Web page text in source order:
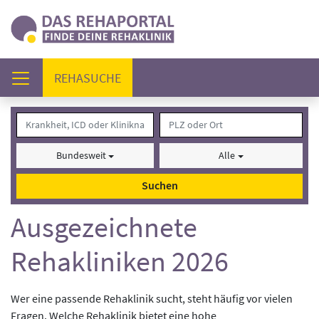
REHASUCHE(AKTUELL)
Bundesweit Alle
Suchen
Ausgezeichnete
Rehakliniken 2026
Wer eine passende Rehaklinik sucht, steht häufig vor vielen
Fragen. Welche Rehaklinik bietet eine hohe